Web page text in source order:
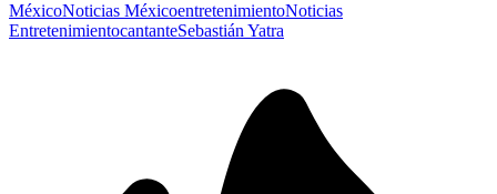
MéxicoNoticias MéxicoentretenimientoNoticias
EntretenimientocantanteSebastián Yatra